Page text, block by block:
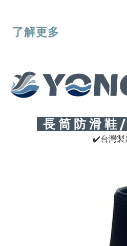
了解更多
長 筒 防 滑 鞋
✔台灣製